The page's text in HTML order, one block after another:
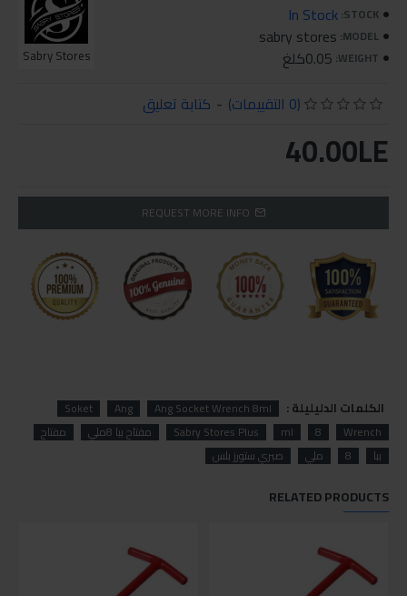
STOCK:
In Stock
MODEL:
sabry stores
WEIGHT: 0.05كلغ Sabry Stores
(0 التقييمات) - كتابة تعليق
40.00LE
REQUEST MORE INFO
الكلمات الدليليلة : Ang Socket Wrench 8ml
Ang
Soket
Wrench
8
ml
Sabry Stores Plus مفتاح ببا 8ملي
مفتاح
ببا
8 ملي صبري ستورز بلس
RELATED PRODUCTS